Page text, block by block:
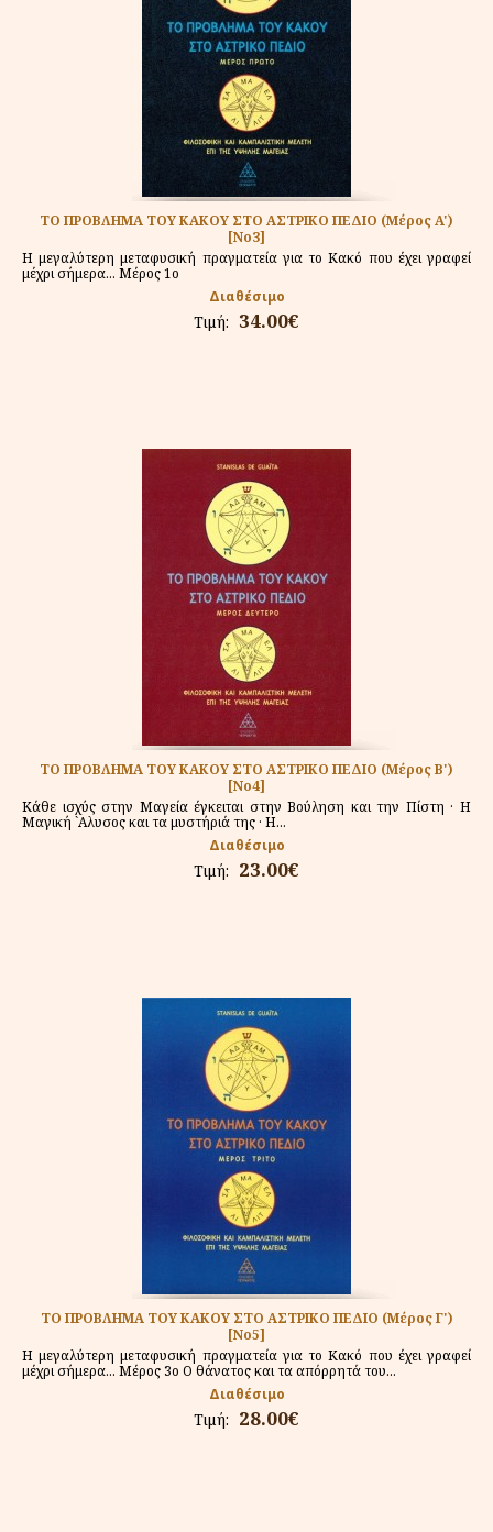
ΤΟ ΠΡΟΒΛΗΜΑ ΤΟΥ ΚΑΚΟΥ ΣΤΟ ΑΣΤΡΙΚΟ ΠΕΔΙΟ (Μέρος A')
[Νο3]
Η μεγαλύτερη μεταφυσική πραγματεία για το Κακό που έχει γραφεί
μέχρι σήμερα... Μέρος 1ο
Διαθέσιμο
Τιμή: 34.00€
ΤΟ ΠΡΟΒΛΗΜΑ ΤΟΥ ΚΑΚΟΥ ΣΤΟ ΑΣΤΡΙΚΟ ΠΕΔΙΟ (Μέρος Β')
[Νο4]
Κάθε ισχύς στην Μαγεία έγκειται στην Βούληση και την Πίστη · Η
Μαγική `Αλυσος και τα μυστήριά της · Η...
Διαθέσιμο
Τιμή: 23.00€
ΤΟ ΠΡΟΒΛΗΜΑ ΤΟΥ ΚΑΚΟΥ ΣΤΟ ΑΣΤΡΙΚΟ ΠΕΔΙΟ (Μέρος Γ')
[Νο5]
Η μεγαλύτερη μεταφυσική πραγματεία για το Κακό που έχει γραφεί
μέχρι σήμερα... Μέρος 3ο Ο θάνατος και τα απόρρητά του...
Διαθέσιμο
Τιμή: 28.00€